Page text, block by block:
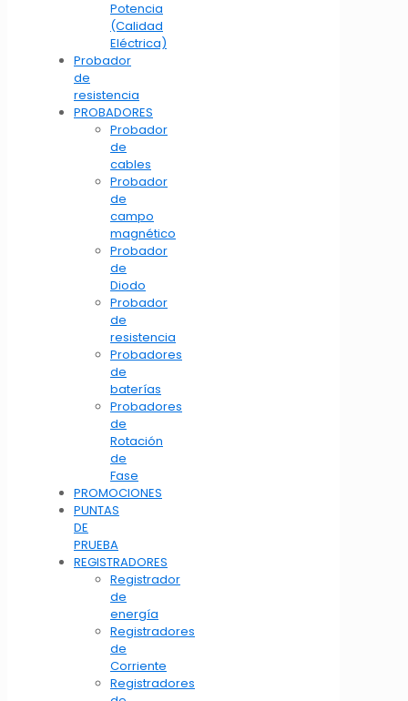
Potencia
(Calidad
Eléctrica)
Probador
de
resistencia
PROBADORES
Probador
de
cables
Probador
de
campo
magnético
Probador
de
Diodo
Probador
de
resistencia
Probadores
de
baterías
Probadores
de
Rotación
de
Fase
PROMOCIONES
PUNTAS
DE
PRUEBA
REGISTRADORES
Registrador
de
energía
Registradores
de
Corriente
Registradores